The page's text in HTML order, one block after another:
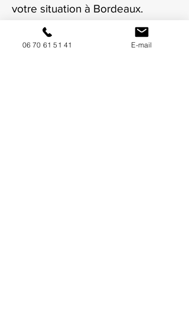
votre situation à Bordeaux.
06 70 61 51 41 E-mail